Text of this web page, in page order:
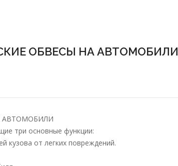
ОБВЕСЫ НА АВТОМОБИЛИ
АВТОМОБИЛИ
три основные функции:
кузова от легких повреждений.